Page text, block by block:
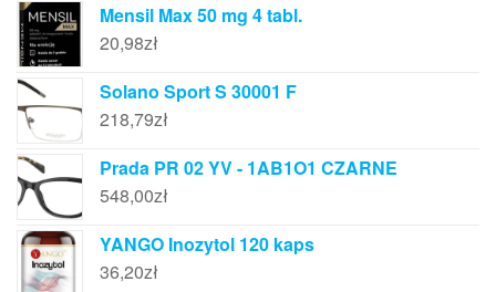
Mensil Max 50 mg 4 tabl.
20,98zł
Solano Sport S 30001 F
218,79zł
Prada PR 02 YV - 1AB1O1 CZARNE
548,00zł
YANGO Inozytol 120 kaps
36,20zł